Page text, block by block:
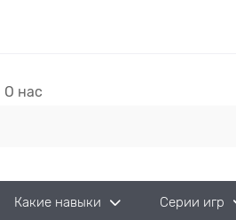
О нас
Какие навыки Серии игр